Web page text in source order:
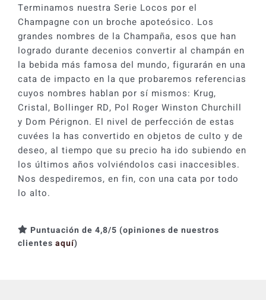
Terminamos nuestra Serie Locos por el
Champagne con un broche apoteósico. Los
grandes nombres de la Champaña, esos que han
logrado durante decenios convertir al champán en
la bebida más famosa del mundo, figurarán en una
cata de impacto en la que probaremos referencias
cuyos nombres hablan por sí mismos: Krug,
Cristal, Bollinger RD, Pol Roger Winston Churchill
y Dom Pérignon. El nivel de perfección de estas
cuvées la has convertido en objetos de culto y de
deseo, al tiempo que su precio ha ido subiendo en
los últimos años volviéndolos casi inaccesibles.
Nos despediremos, en fin, con una cata por todo
lo alto.
Puntuación de 4,8/5 (opiniones de nuestros
clientes aquí)